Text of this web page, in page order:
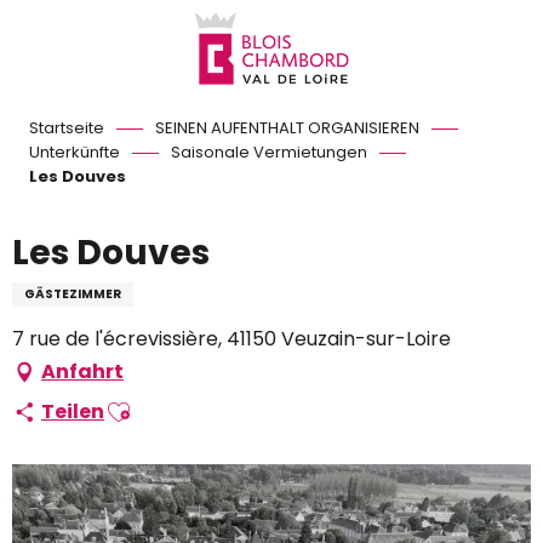
Startseite
SEINEN AUFENTHALT ORGANISIEREN
Unterkünfte
Saisonale Vermietungen
Les Douves
Les Douves
GÄSTEZIMMER
7 rue de l'écrevissière, 41150 Veuzain-sur-Loire
Anfahrt
TeilenAjouter aux favoris